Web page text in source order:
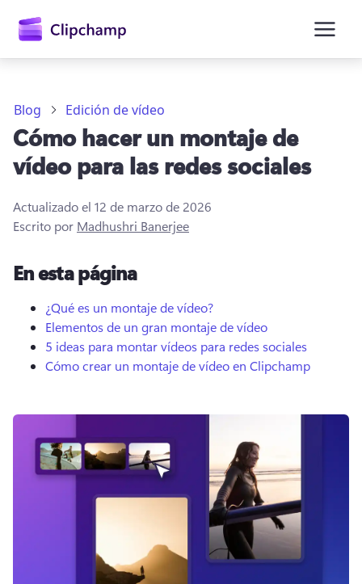
principal
Iniciar sesión
Probar gratis
Blog Edición de vídeo
Cómo hacer un montaje de
vídeo para las redes sociales
Actualizado el 12 de marzo de 2026
Escrito por Madhushri Banerjee
En esta página
¿Qué es un montaje de vídeo?
Elementos de un gran montaje de vídeo
5 ideas para montar vídeos para redes sociales
Cómo crear un montaje de vídeo en Clipchamp